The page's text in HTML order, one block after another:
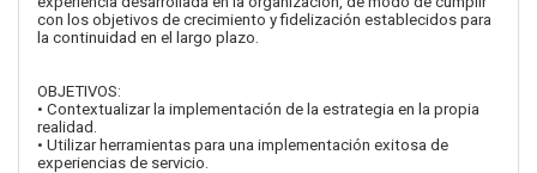
con los objetivos de crecimiento y fidelización establecidos para
la continuidad en el largo plazo.
OBJETIVOS:
• Contextualizar la implementación de la estrategia en la propia
realidad.
• Utilizar herramientas para una implementación exitosa de
experiencias de servicio.